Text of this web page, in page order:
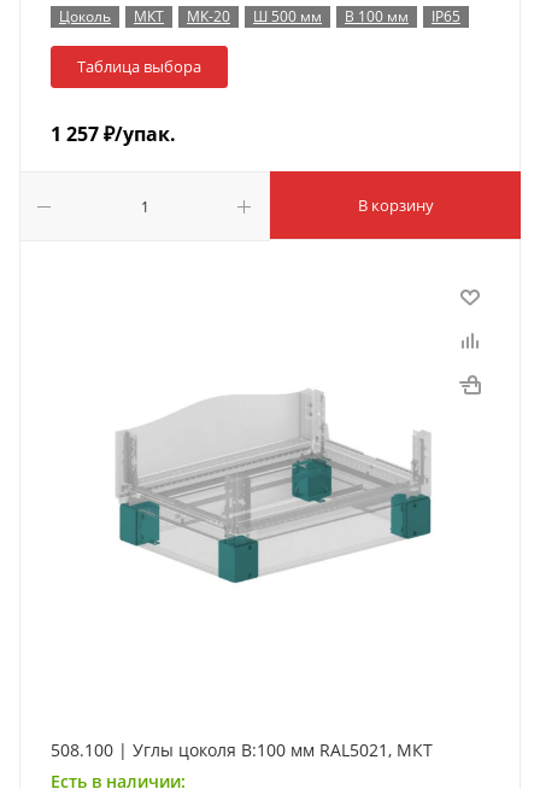
Цоколь МКТ МК-20 Ш 500 мм В 100 мм IP65
Таблица выбора
1 257₽/упак.
В корзину
508.100 | Углы цоколя В:100 мм RAL5021, МКТ
Есть в наличии: